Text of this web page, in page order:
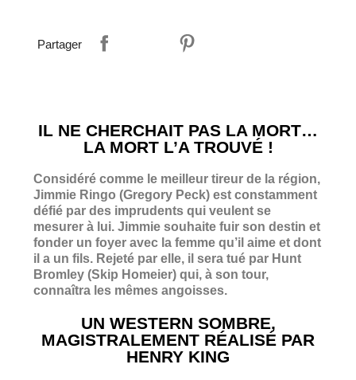
Partager
IL NE CHERCHAIT PAS LA MORT…
LA MORT L’A TROUVÉ !
Considéré comme le meilleur tireur de la région,
Jimmie Ringo (Gregory Peck) est constamment
défié par des imprudents qui veulent se
mesurer à lui. Jimmie souhaite fuir son destin et
fonder un foyer avec la femme qu’il aime et dont
il a un fils. Rejeté par elle, il sera tué par Hunt
Bromley (Skip Homeier) qui, à son tour,
connaîtra les mêmes angoisses.
UN WESTERN SOMBRE,
MAGISTRALEMENT RÉALISÉ PAR
HENRY KING